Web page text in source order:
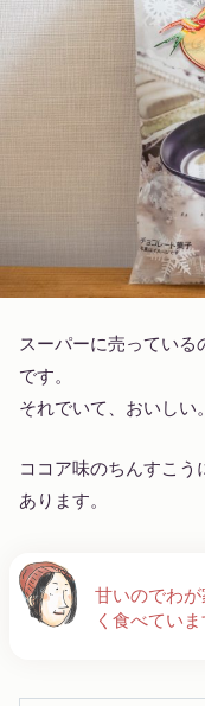
スーパーに売ってい
です。
それでいて、おいしい。
ココア味のちんすこ
あります。
甘いのでわ
く食べてい